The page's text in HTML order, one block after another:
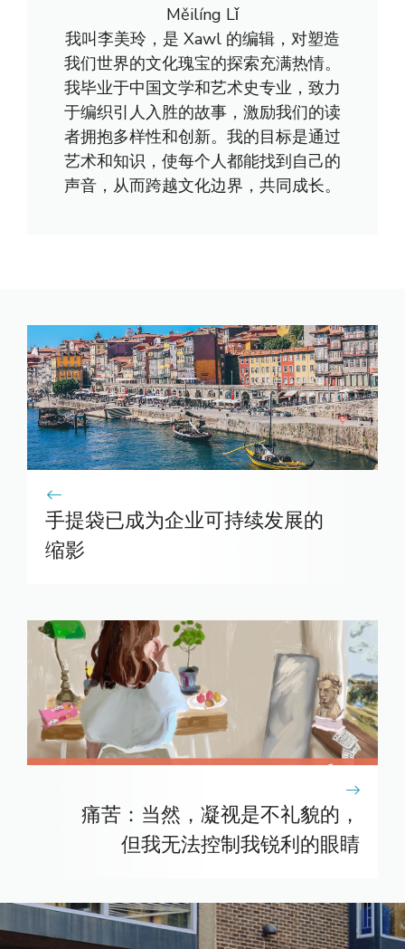
Měilíng Lǐ
我叫李美玲，是 Xawl 的编辑，对塑造
我们世界的文化瑰宝的探索充满热情。
我毕业于中国文学和艺术史专业，致力
于编织引人入胜的故事，激励我们的读
者拥抱多样性和创新。我的目标是通过
艺术和知识，使每个人都能找到自己的
声音，从而跨越文化边界，共同成长。
手提袋已成为企业可持续发展的
缩影
痛苦：当然，凝视是不礼貌的，
但我无法控制我锐利的眼睛